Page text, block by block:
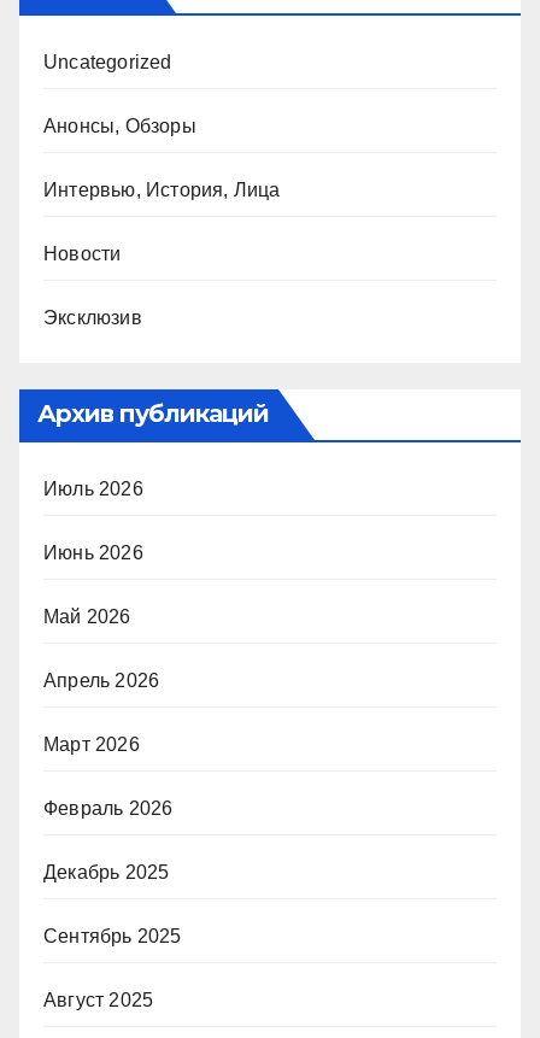
Uncategorized
Анонсы, Обзоры
Интервью, История, Лица
Новости
Эксклюзив
Архив публикаций
Июль 2026
Июнь 2026
Май 2026
Апрель 2026
Март 2026
Февраль 2026
Декабрь 2025
Сентябрь 2025
Август 2025